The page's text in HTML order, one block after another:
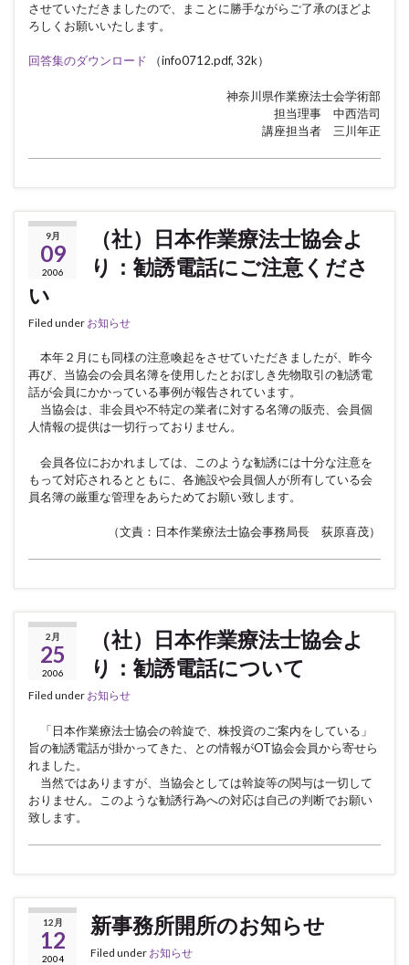
させていただきましたので、まことに勝手ながらご了承のほどよ
ろしくお願いいたします。
回答集のダウンロード （info0712.pdf, 32k）
神奈川県作業療法士会学術部
担当理事 中西浩司
講座担当者 三川年正
9月
09
2006
（社）日本作業療法士協会よ
り：勧誘電話にご注意くださ
い
Filed under お知らせ
本年２月にも同様の注意喚起をさせていただきましたが、昨今
再び、当協会の会員名簿を使用したとおぼしき先物取引の勧誘電
話が会員にかかっている事例が報告されています。
当協会は、非会員や不特定の業者に対する名簿の販売、会員個
人情報の提供は一切行っておりません。
会員各位におかれましては、このような勧誘には十分な注意を
もって対応されるとともに、各施設や会員個人が所有している会
員名簿の厳重な管理をあらためてお願い致します。
（文責：日本作業療法士協会事務局長 荻原喜茂）
2月
25
2006
（社）日本作業療法士協会よ
り：勧誘電話について
Filed under お知らせ
「日本作業療法士協会の斡旋で、株投資のご案内をしている」
旨の勧誘電話が掛かってきた、との情報がOT協会会員から寄せら
れました。
当然ではありますが、当協会としては斡旋等の関与は一切して
おりません。このような勧誘行為への対応は自己の判断でお願い
致します。
12月
12
2004
新事務所開所のお知らせ
Filed under お知らせ